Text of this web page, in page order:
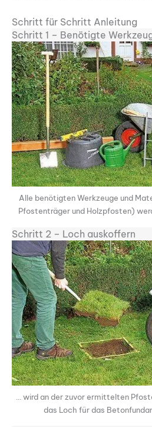
Schritt für Schritt Anleitung
Schritt 1 – Benötigte
Alle benötigten Werkzeuge und
Pfostenträger und Holzpfosten)
Schritt 2 – Loch auskoffern
… wird an der zuvor ermittelten
das Loch für das